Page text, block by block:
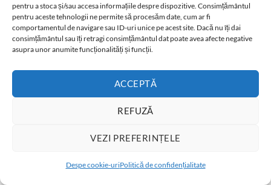
pentru a stoca și/sau accesa informațiile despre dispozitive. Consimțământul
pentru aceste tehnologii ne permite să procesăm date, cum ar fi
comportamentul de navigare sau ID-uri unice pe acest site. Dacă nu îți dai
consimțământul sau îți retragi consimțământul dat poate avea afecte negative
asupra unor anumite funcționalități și funcții.
ACCEPTĂ
REFUZĂ
VEZI PREFERINȚELE
Despe cookie-uriPolitică de confidențialitate